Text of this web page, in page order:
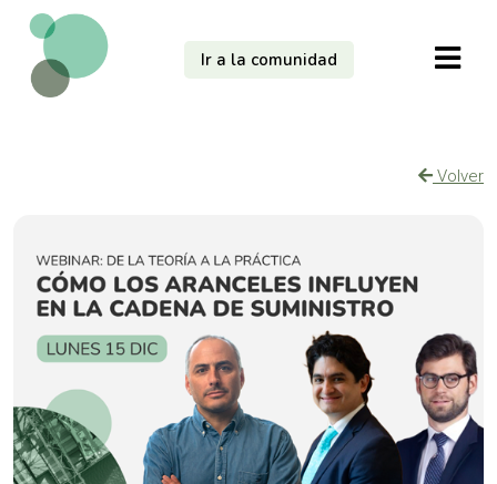
Ir a la comunidad
Volver